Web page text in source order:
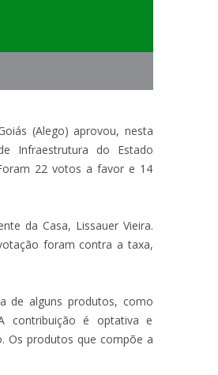
(Alego) aprovou, nesta
Infraestrutura do Estado
22 votos a favor e 14
da Casa, Lissauer Vieira.
foram contra a taxa,
de alguns produtos, como
contribuição é optativa e
Os produtos que compõe a